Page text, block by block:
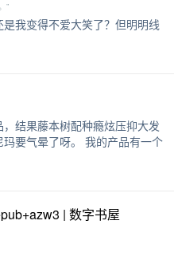
”
我变得不爱大笑了？但明明线
结果藤本树配种瘾炫压抑大发
要气晕了呀。 我的产品有一个
| 数字书屋